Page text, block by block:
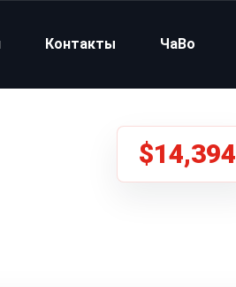
Контакты ЧаВо
$14,394